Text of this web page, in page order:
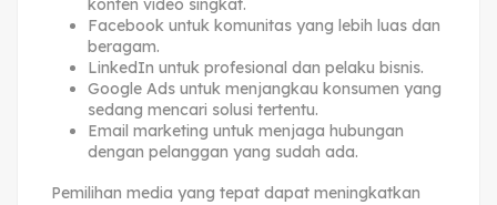
konten video singkat.
Facebook untuk komunitas yang lebih luas dan
beragam.
LinkedIn untuk profesional dan pelaku bisnis.
Google Ads untuk menjangkau konsumen yang
sedang mencari solusi tertentu.
Email marketing untuk menjaga hubungan
dengan pelanggan yang sudah ada.
Pemilihan media yang tepat dapat meningkatkan